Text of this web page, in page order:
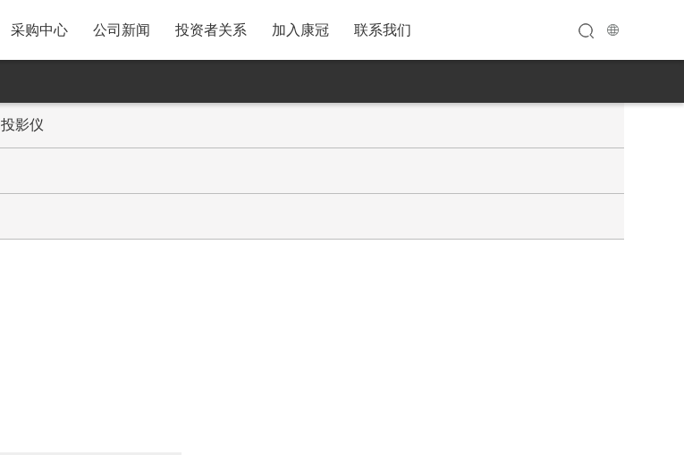
采购中心 公司新闻 投资者关系 加入康冠 联系我们
投影仪